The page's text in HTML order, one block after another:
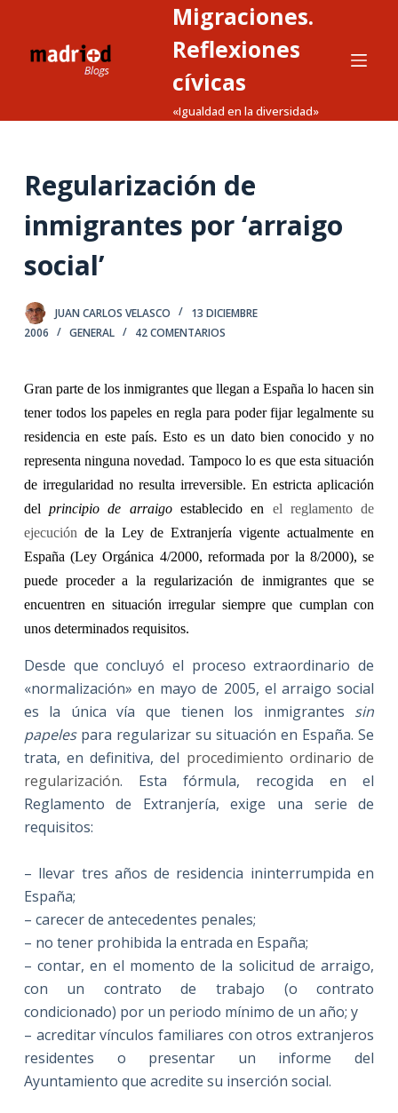
n
o
Migraciones.
Reflexiones
cívicas
«Igualdad en la diversidad»
Regularización de
inmigrantes por ‘arraigo
social’
JUAN CARLOS VELASCO
13 DICIEMBRE
2006
GENERAL 42 COMENTARIOS
Gran parte de los inmigrantes que llegan a España lo hacen sin
tener todos los papeles en regla para poder fijar legalmente su
residencia en este país. Esto es un dato bien conocido y no
representa ninguna novedad. Tampoco lo es que esta situación
de irregularidad no resulta irreversible. En estricta aplicación
delprincipio de arraigoestablecido en el reglamento de
ejecución de la Ley de Extranjería vigente actualmente en
España (Ley Orgánica 4/2000, reformada por la 8/2000), se
puede proceder a la regularización de inmigrantes que se
encuentren en situación irregular siempre que cumplan con
unos determinados requisitos.
Desde que concluyó el proceso extraordinario de
«normalización» en mayo de 2005, el arraigo social
es la única vía que tienen los inmigrantes sin
papelespara regularizar su situación en España. Se
trata, en definitiva, del procedimiento ordinario de
regularización. Esta fórmula, recogida en el
Reglamento de Extranjería, exige una serie de
requisitos:
– llevar tres años de residencia ininterrumpida en
España;
– carecer de antecedentes penales;
– no tener prohibida la entrada en España;
– contar, en el momento de la solicitud de arraigo,
con un contrato de trabajo (o contrato
condicionado) por un periodo mínimo de un año; y
– acreditar vínculos familiares con otros extranjeros
residentes o presentar un informe del
Ayuntamiento que acredite su inserción social.